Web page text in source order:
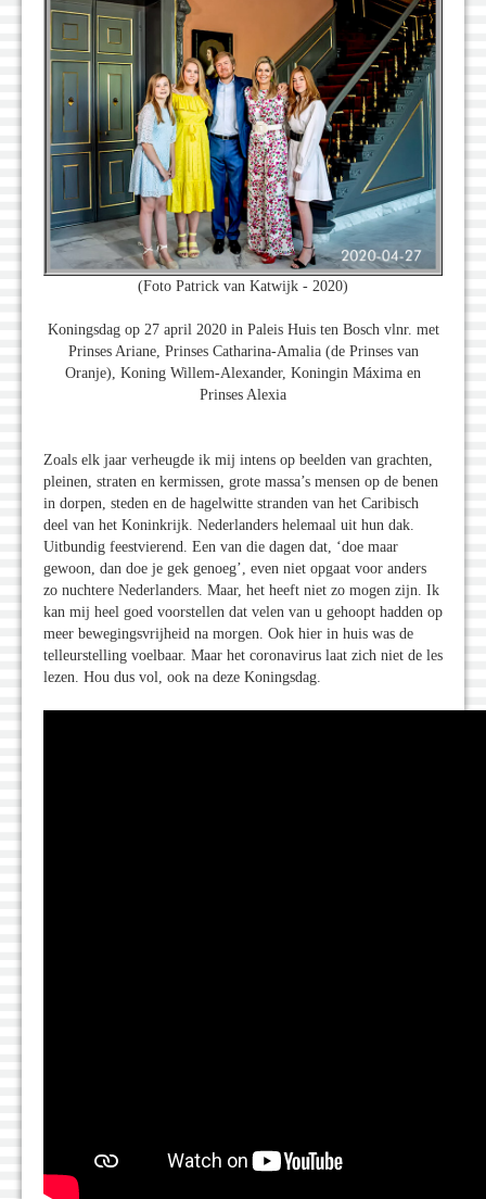
(Foto Patrick van Katwijk - 2020)
Koningsdag op 27 april 2020 in Paleis Huis ten Bosch vlnr. met
Prinses Ariane, Prinses Catharina-Amalia (de Prinses van
Oranje), Koning Willem-Alexander, Koningin Máxima en
Prinses Alexia
Zoals elk jaar verheugde ik mij intens op beelden van grachten,
pleinen, straten en kermissen, grote massa’s mensen op de benen
in dorpen, steden en de hagelwitte stranden van het Caribisch
deel van het Koninkrijk. Nederlanders helemaal uit hun dak.
Uitbundig feestvierend. Een van die dagen dat, ‘doe maar
gewoon, dan doe je gek genoeg’, even niet opgaat voor anders
zo nuchtere Nederlanders. Maar, het heeft niet zo mogen zijn. Ik
kan mij heel goed voorstellen dat velen van u gehoopt hadden op
meer bewegingsvrijheid na morgen. Ook hier in huis was de
telleurstelling voelbaar. Maar het coronavirus laat zich niet de les
lezen. Hou dus vol, ook na deze Koningsdag.